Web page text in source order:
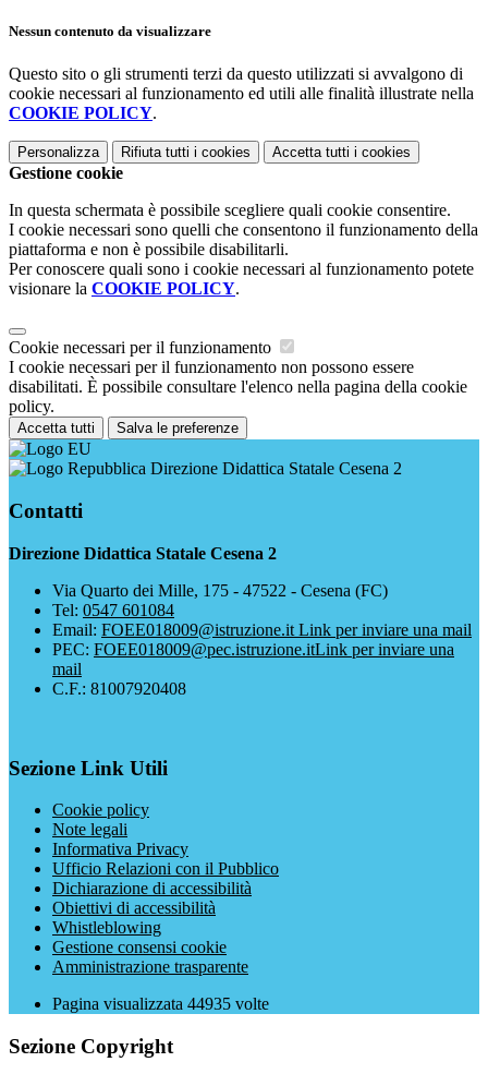
Nessun contenuto da visualizzare
Questo sito o gli strumenti terzi da questo utilizzati si avvalgono di
cookie necessari al funzionamento ed utili alle finalità illustrate nella
COOKIE POLICY.
Personalizza Rifiuta tutti i cookies Accetta tutti i cookies
Gestione cookie
In questa schermata è possibile scegliere quali cookie consentire.
I cookie necessari sono quelli che consentono il funzionamento della
piattaforma e non è possibile disabilitarli.
Per conoscere quali sono i cookie necessari al funzionamento potete
visionare la COOKIE POLICY.
Cookie necessari per il funzionamento
I cookie necessari per il funzionamento non possono essere
disabilitati. È possibile consultare l'elenco nella pagina della cookie
policy.
Accetta tutti Salva le preferenze
Direzione Didattica Statale Cesena 2
Contatti
Direzione Didattica Statale Cesena 2
Via Quarto dei Mille, 175 - 47522 - Cesena (FC)
Tel: 0547 601084
Email: FOEE018009@istruzione.it Link per inviare una mail
PEC: FOEE018009@pec.istruzione.itLink per inviare una
mail
C.F.: 81007920408
Sezione Link Utili
Cookie policy
Note legali
Informativa Privacy
Ufficio Relazioni con il Pubblico
Dichiarazione di accessibilità
Obiettivi di accessibilità
Whistleblowing
Gestione consensi cookie
Amministrazione trasparente
Pagina visualizzata 44935 volte
Sezione Copyright